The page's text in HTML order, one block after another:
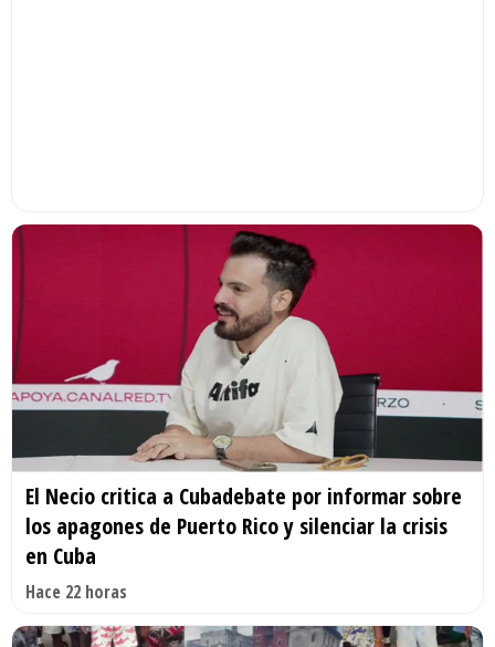
El Necio critica a Cubadebate por informar sobre
los apagones de Puerto Rico y silenciar la crisis
en Cuba
Hace 22 horas